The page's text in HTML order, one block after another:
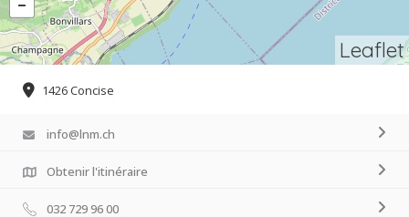
Leaflet
1426 Concise
info@lnm.ch
Obtenir l'itinéraire
032 729 96 00